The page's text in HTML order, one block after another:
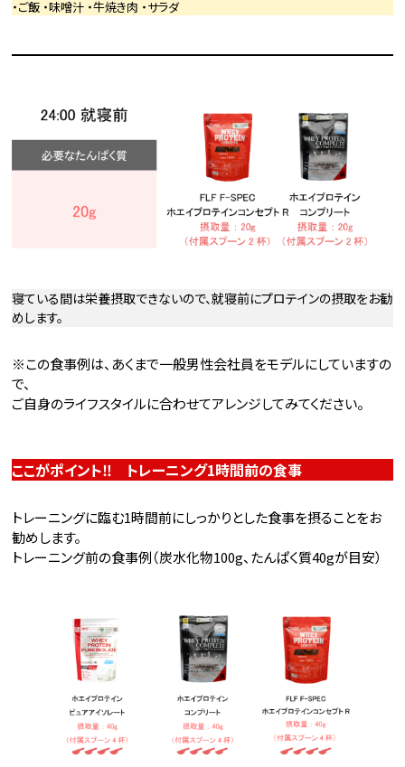
・ご飯 ・味噌汁 ・牛焼き肉 ・サラダ
寝ている間は栄養摂取できないので、就寝前にプロテインの摂取をお勧
めします。
※この食事例は、あくまで一般男性会社員をモデルにしていますの
で、
ご自身のライフスタイルに合わせてアレンジしてみてください。
ここがポイント‼ トレーニング1時間前の食事
トレーニングに臨む1時間前にしっかりとした食事を摂ることをお
勧めします。
トレーニング前の食事例（炭水化物100g、たんぱく質40gが目安）